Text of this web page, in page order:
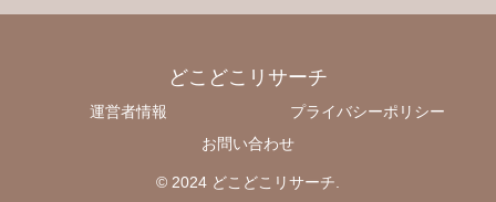
どこどこリサーチ
運営者情報
プライバシーポリシー
お問い合わせ
© 2024 どこどこリサーチ.